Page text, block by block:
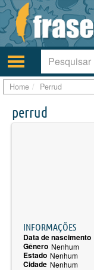
Ativar/desativar
a
navegação
Home Perrud
perrud
INFORMAÇÕES
Data de nascimento
Gênero Nenhum
Estado Nenhum
Cidade Nenhum